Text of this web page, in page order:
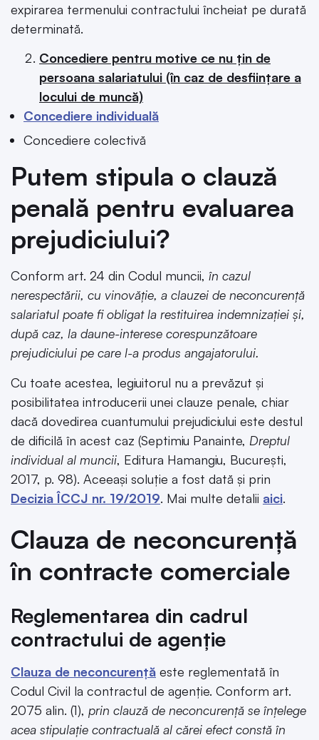
expirarea termenului contractului încheiat pe durată
determinată.
Concediere pentru motive ce nu țin de
persoana salariatului (în caz de desființare a
locului de muncă)
Concediere individuală
Concediere colectivă
Putem stipula o clauză
penală pentru evaluarea
prejudiciului?
Conform art. 24 din Codul muncii, în cazul
nerespectării, cu vinovăție, a clauzei de neconcurență
salariatul poate fi obligat la restituirea indemnizației și,
după caz, la daune-interese corespunzătoare
prejudiciului pe care l-a produs angajatorului.
Cu toate acestea, legiuitorul nu a prevăzut și
posibilitatea introducerii unei clauze penale, chiar
dacă dovedirea cuantumului prejudiciului este destul
de dificilă în acest caz (Septimiu Panainte, Dreptul
individual al muncii, Editura Hamangiu, București,
2017, p. 98). Aceeași soluție a fost dată și prin
Decizia ÎCCJ nr. 19/2019. Mai multe detalii aici.
Clauza de neconcurență
în contracte comerciale
Reglementarea din cadrul
contractului de agenție
Clauza de neconcurență este reglementată în
Codul Civil la contractul de agenție. Conform art.
2075 alin. (1), prin clauză de neconcurență se înțelege
acea stipulație contractuală al cărei efect constă în